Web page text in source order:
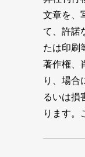
文章を、
て、許諾
たは印刷
著作権、
り、場合
るいは損
ります。